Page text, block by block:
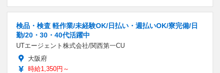
検品・検査 軽作業/未経験OK/日払い・週払いOK/寮完備/日
勤/20・30・40代活躍中
UTエージェント株式会社/関西第一CU
大阪府
時給1,350円～